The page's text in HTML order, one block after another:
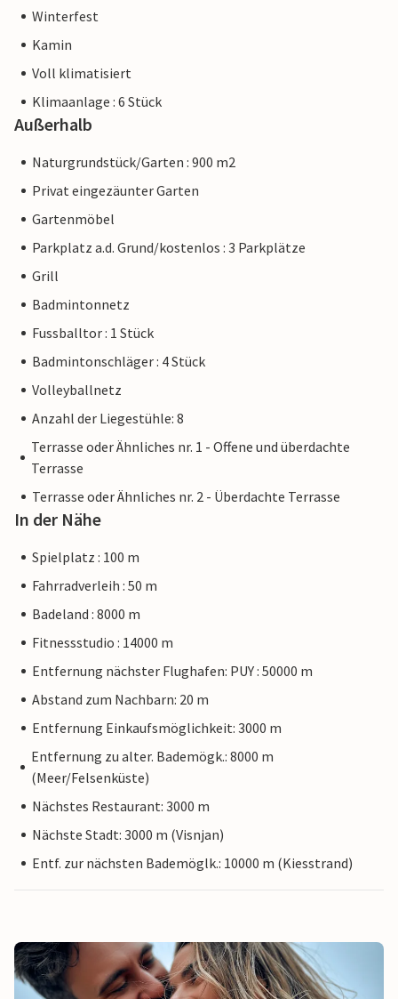
Winterfest
Kamin
Voll klimatisiert
Klimaanlage : 6 Stück
Außerhalb
Naturgrundstück/Garten : 900 m2
Privat eingezäunter Garten
Gartenmöbel
Parkplatz a.d. Grund/kostenlos : 3 Parkplätze
Grill
Badmintonnetz
Fussballtor : 1 Stück
Badmintonschläger : 4 Stück
Volleyballnetz
Anzahl der Liegestühle: 8
Terrasse oder Ähnliches nr. 1 - Offene und überdachte
Terrasse
Terrasse oder Ähnliches nr. 2 - Überdachte Terrasse
In der Nähe
Spielplatz : 100 m
Fahrradverleih : 50 m
Badeland : 8000 m
Fitnessstudio : 14000 m
Entfernung nächster Flughafen: PUY : 50000 m
Abstand zum Nachbarn: 20 m
Entfernung Einkaufsmöglichkeit: 3000 m
Entfernung zu alter. Bademögk.: 8000 m
(Meer/Felsenküste)
Nächstes Restaurant: 3000 m
Nächste Stadt: 3000 m (Visnjan)
Entf. zur nächsten Bademöglk.: 10000 m (Kiesstrand)